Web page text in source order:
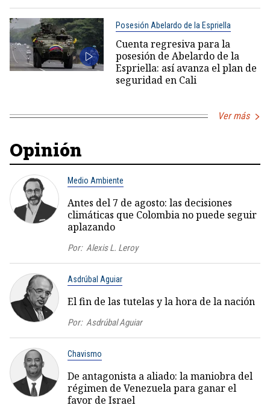
Posesión Abelardo de la Espriella
Cuenta regresiva para la
posesión de Abelardo de la
Espriella: así avanza el plan de
seguridad en Cali
Ver más
Opinión
Medio Ambiente
Antes del 7 de agosto: las decisiones
climáticas que Colombia no puede seguir
aplazando
Por: Alexis L. Leroy
Asdrúbal Aguiar
El fin de las tutelas y la hora de la nación
Por: Asdrúbal Aguiar
Chavismo
De antagonista a aliado: la maniobra del
régimen de Venezuela para ganar el
favor de Israel